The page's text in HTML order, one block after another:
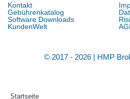
Kontakt
Gebührenkatalog
Software Downloads
KundenWelt
© 2017 - 2026 | HMP
Startseite